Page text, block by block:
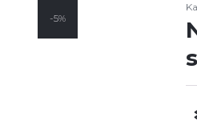
-5%